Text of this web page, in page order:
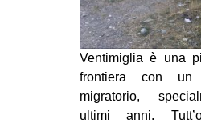
Ventimiglia è una
frontiera con un
migratorio,
ultimi anni.